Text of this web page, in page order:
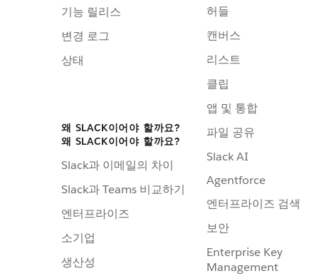
기능 릴리스
변경 로그
상태
왜 SLACK이어야 할까요?
왜 SLACK이어야 할까요?
Slack과 이메일의 차이
Slack과 Teams 비교하기
엔터프라이즈
소기업
생산성
허들
캔버스
리스트
클립
앱 및 통합
파일 공유
Slack AI
Agentforce
엔터프라이즈 검색
보안
Enterprise Key
Management